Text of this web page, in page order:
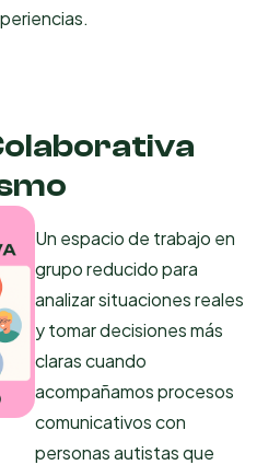
Un espacio de trabajo en
grupo reducido para
analizar situaciones reales
y tomar decisiones más
claras cuando
acompañamos procesos
comunicativos con
personas autistas que